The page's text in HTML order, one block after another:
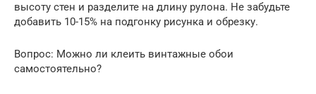
высоту стен и разделите на длину рулона. Не забудьте
добавить 10-15% на подгонку рисунка и обрезку.
Вопрос: Можно ли клеить винтажные обои
самостоятельно?